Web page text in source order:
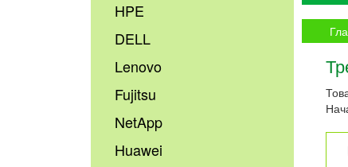
HPE
DELL
Lenovo
Fujitsu
NetApp
Huawei